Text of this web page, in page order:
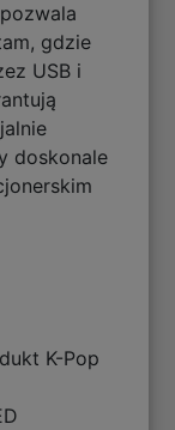
gdzie
USB i
doskonale
K-Pop